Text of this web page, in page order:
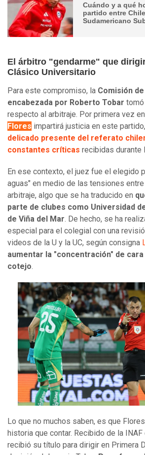
Cuándo y a qué
partido entre
Sudamericano
El árbitro "gendarme" que
Clásico Universitario
Para este compromiso, la Comisión
encabezada por Roberto Tobar
respecto al arbitraje. Por primera vez
Flores impartirá justicia en este
delicado presente del referato
constantes críticas recibidas durante
En ese contexto, el juez fue el elegido
aguas" en medio de las tensiones
arbitraje, algo que se ha traducido en
parte de clubes como Universidad
de Viña del Mar. De hecho, se ha
especial para el colegial con una
videos de la U y la UC, según consigna
aumentar la "concentración" de
cotejo.
Lo que no muchos saben, es que
historia que contar. Recibido de la
recibió su título para dirigir en Primera